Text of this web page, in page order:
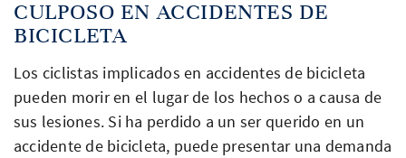
CULPOSO EN ACCIDENTES DE
BICICLETA
Los ciclistas implicados en accidentes de bicicleta
pueden morir en el lugar de los hechos o a causa de
sus lesiones. Si ha perdido a un ser querido en un
accidente de bicicleta, puede presentar una demanda